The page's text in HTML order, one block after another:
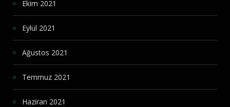
Ekim 2021
Eylül 2021
Ağustos 2021
Temmuz 2021
Haziran 2021